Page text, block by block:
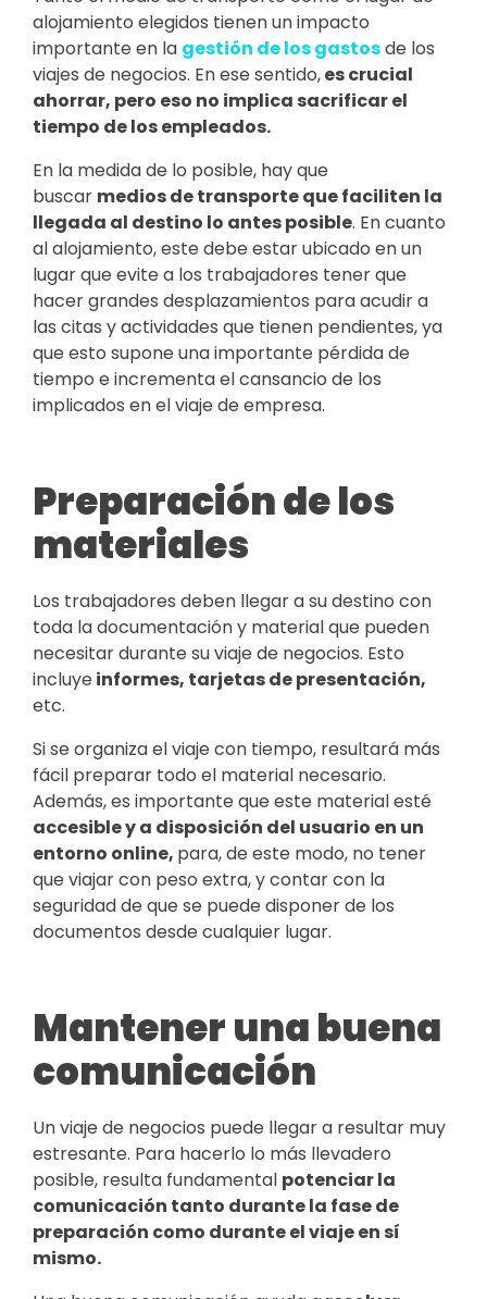
alojamiento elegidos tienen un impacto
importante en la gestión de los gastosde los
viajes de negocios. En ese sentido,es crucial
ahorrar, pero eso no implica sacrificar el
tiempo de los empleados.
En la medida de lo posible, hay que
buscar medios de transporte que faciliten la
llegada al destino lo antes posible. En cuanto
al alojamiento, este debe estar ubicado en un
lugar que evite a los trabajadores tener que
hacer grandes desplazamientos para acudir a
las citas y actividades que tienen pendientes, ya
que esto supone una importante pérdida de
tiempo e incrementa el cansancio de los
implicados en el viaje de empresa.
Preparación de los
materiales
Los trabajadores deben llegar a su destino con
toda la documentación y material que pueden
necesitar durante su viaje de negocios. Esto
incluye informes, tarjetas de presentación,
etc.
Si se organiza el viaje con tiempo, resultará más
fácil preparar todo el material necesario.
Además, es importante que este material esté
accesible y a disposición del usuario en un
entorno online, para, de este modo, no tener
que viajar con peso extra, y contar con la
seguridad de que se puede disponer de los
documentos desde cualquier lugar.
Mantener una buena
comunicación
Un viaje de negocios puede llegar a resultar muy
estresante. Para hacerlo lo más llevadero
posible, resulta fundamental potenciar la
comunicación tanto durante la fase de
preparación como durante el viaje en sí
mismo.